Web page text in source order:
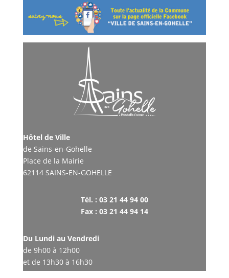
Hôtel de Ville
de Sains-en-Gohelle
Place de la Mairie
62114 SAINS-EN-GOHELLE
Tél. : 03 21 44 94 00
Fax : 03 21 44 94 14
Du Lundi au Vendredi
de 9h00 à 12h00
et de 13h30 à 16h30